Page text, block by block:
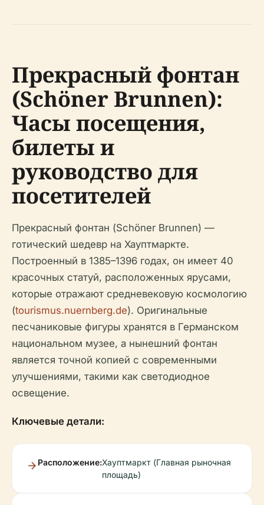
Прекрасный фонтан
(Schöner Brunnen):
Часы посещения,
билеты и
руководство для
посетителей
Прекрасный фонтан (Schöner Brunnen) —
готический шедевр на Хауптмаркте.
Построенный в 1385–1396 годах, он имеет 40
красочных статуй, расположенных ярусами,
которые отражают средневековую космологию
(tourismus.nuernberg.de). Оригинальные
песчаниковые фигуры хранятся в Германском
национальном музее, а нынешний фонтан
является точной копией с современными
улучшениями, такими как светодиодное
освещение.
Ключевые детали:
Расположение:Хауптмаркт (Главная рыночная
площадь)